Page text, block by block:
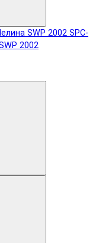
SPC-
2002